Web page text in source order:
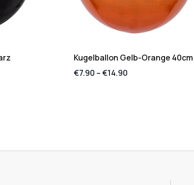
Kugelballon Gelb-Orange 40cm
€7.90 –€14.90